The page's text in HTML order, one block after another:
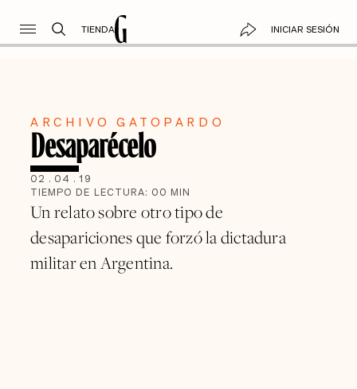
TIENDA INICIAR SESIÓN
ARCHIVO GATOPARDO
Desaparécelo
02 . 04 . 19
TIEMPO DE LECTURA: 00 MIN
Un relato sobre otro tipo de
desapariciones que forzó la dictadura
militar en Argentina.